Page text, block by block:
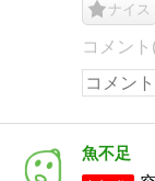
ナイス
コメント
魚不足